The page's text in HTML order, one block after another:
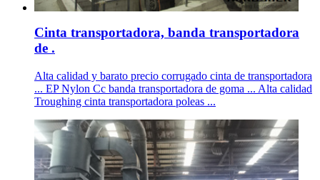
Cinta transportadora, banda transportadora
de .
Alta calidad y barato precio corrugado cinta de transportadora
... EP Nylon Cc banda transportadora de goma ... Alta calidad
Troughing cinta transportadora poleas ...